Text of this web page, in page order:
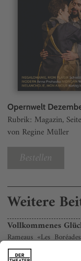
Opernwelt
Rubrik: Magazin,
von Regine Müller
Bestellen
Weitere
Vollkommenes
Rameaus «Les
unter György Vashegyi